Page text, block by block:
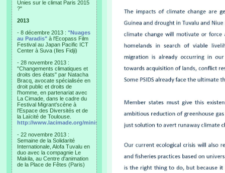
Unies sur le climat Paris 2015
?"
2013
- 8 décembre 2013 : "Nuages
au Paradis" à l'Ecopass Film
Festival au Japan Pacific ICT
Center à Suva (Iles Fidji)
- 28 novembre 2013 :
"Changements climatiques et
droits des états" par Natacha
Bracq, avocate spécialisée en
droit public et droits de
l'homme, en partenariat avec
La Cimade, dans le cadre du
Festival Migrant'scène à
l'Espace des Diversités et de
la Laïcité de Toulouse.
http://www.lacimade.org/minisites/migrantscene
- 22 novembre 2013 :
Semaine de la Solidarité
Internationale, Alofa Tuvalu en
duo avec la compagnie Le
Makila, au Centre d'animation
de la Place de Fêtes (Paris)